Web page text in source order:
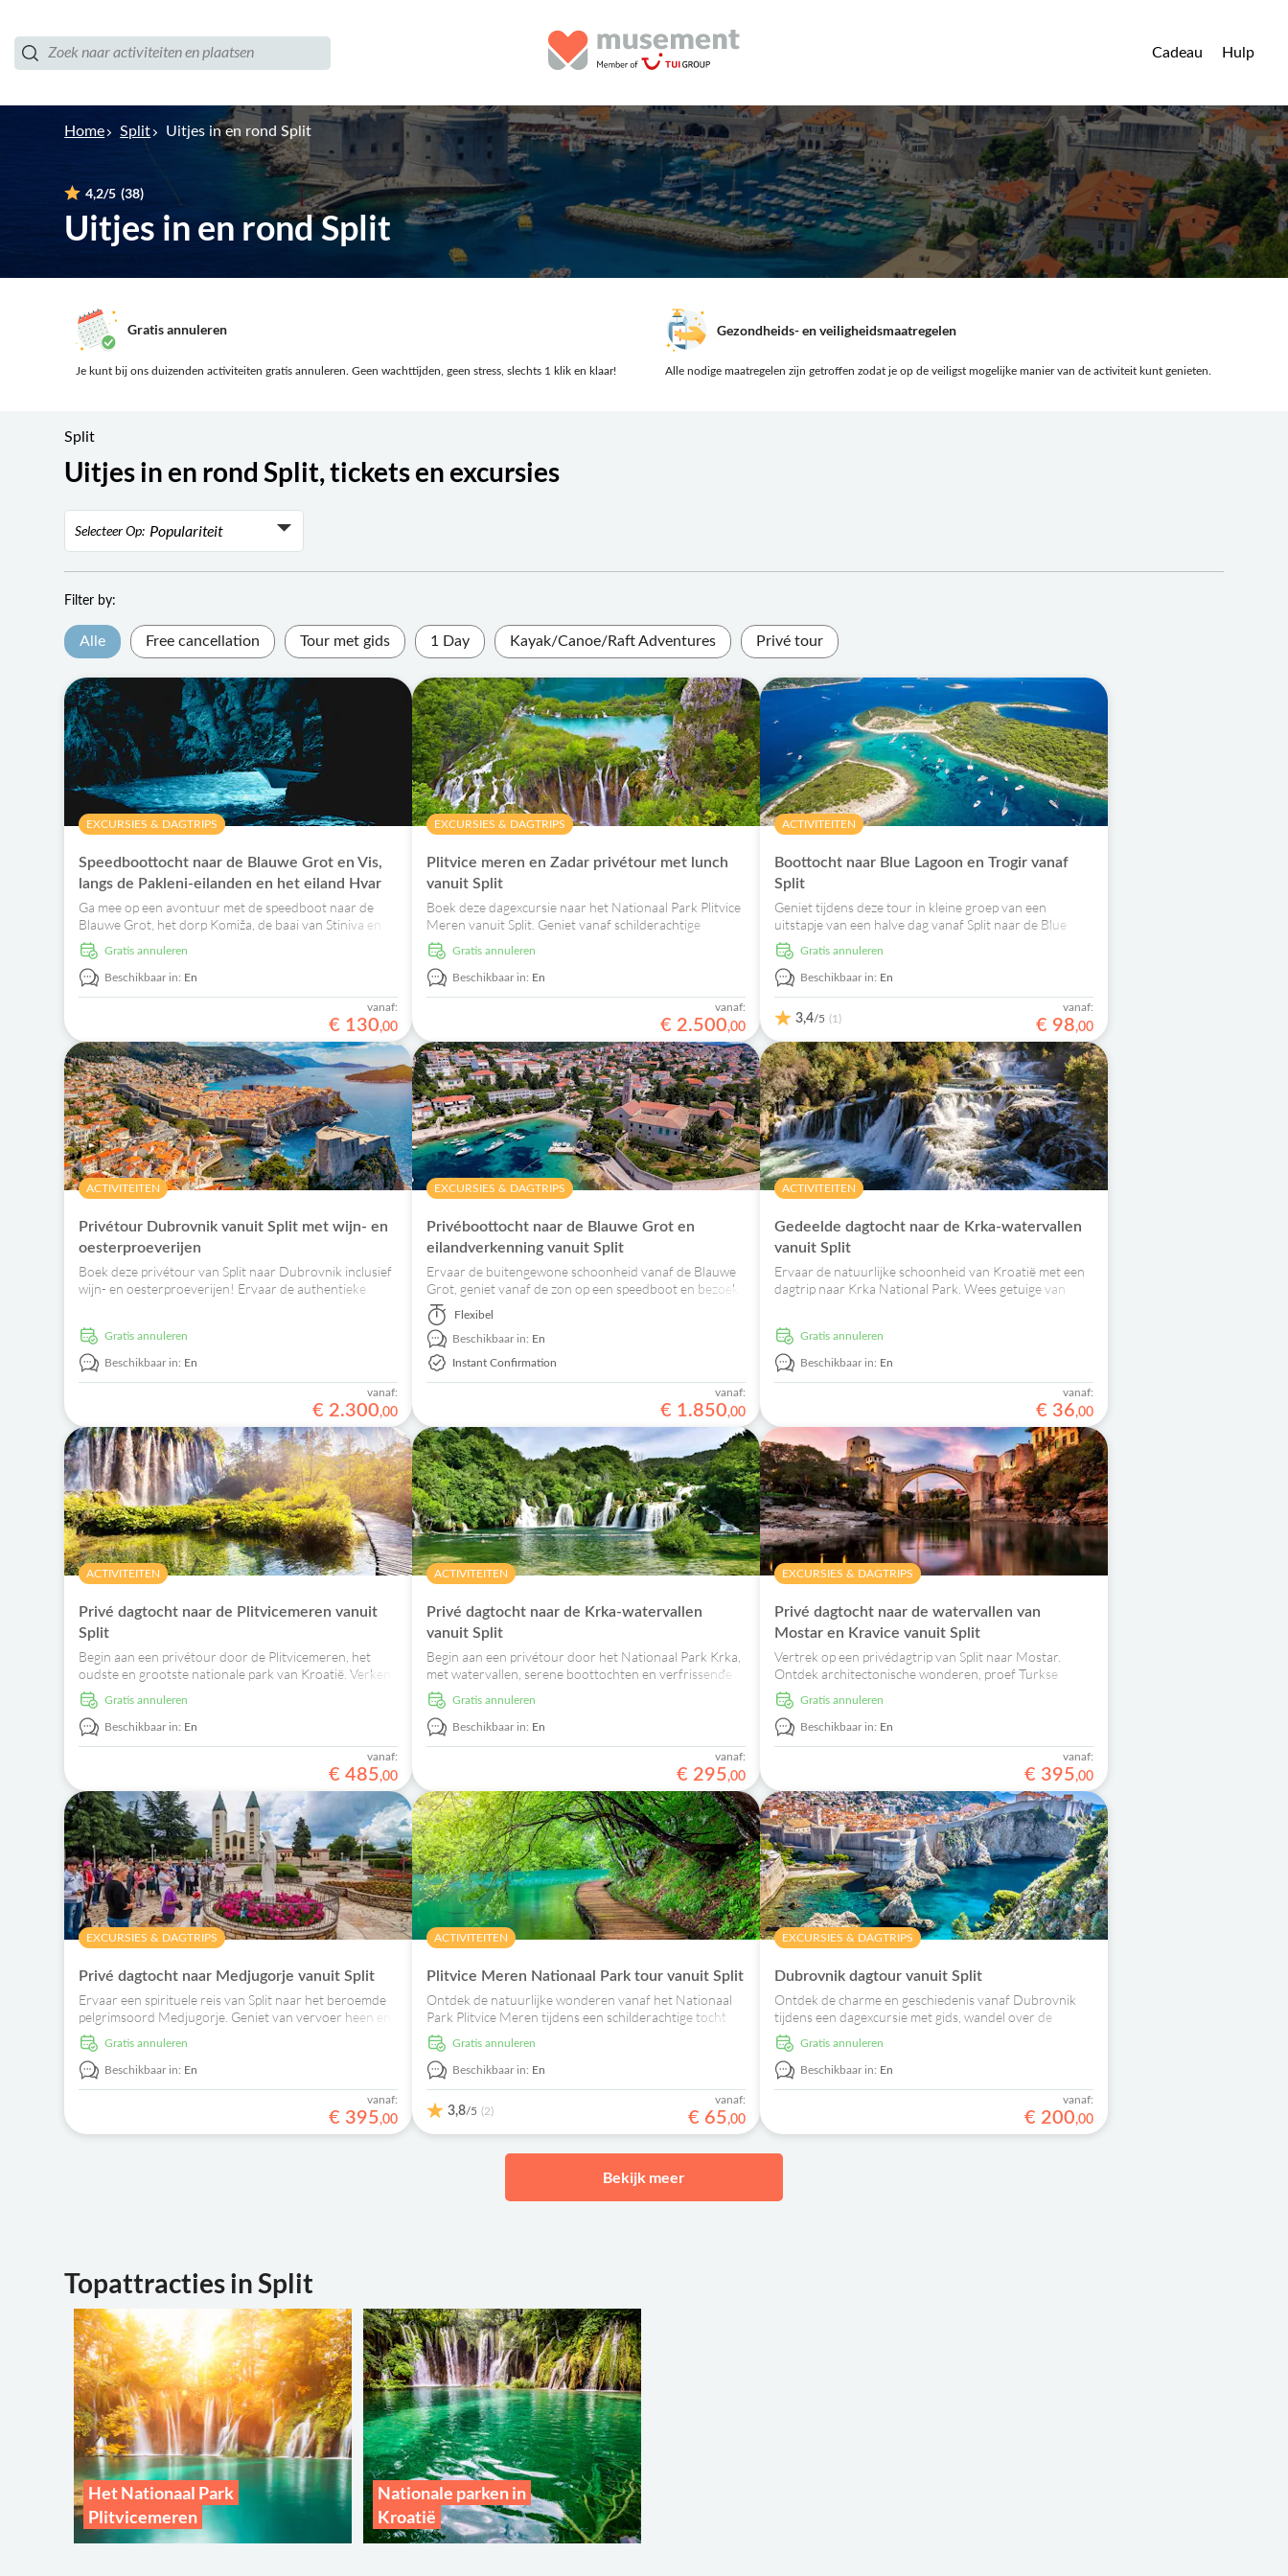
Cadeau Hulp
Home Split Uitjes in en rond Split
4,2/5 (38)
Uitjes in en rond Split
Gratis annuleren
Je kunt bij ons duizenden activiteiten gratis annuleren. Geen wachttijden, geen stress, slechts 1 klik en klaar!
Gezondheids- en veiligheidsmaatregelen
Alle nodige maatregelen zijn getroffen zodat je op de veiligst mogelijke manier van de activiteit kunt genieten.
Split
Uitjes in en rond Split, tickets en excursies
Selecteer Op: Populariteit
Laagste prijs
Hoogste prijs
Filter by:
Alle Free cancellation Tour met gids 1 Day Kayak/Canoe/Raft Adventures Privé tour
EXCURSIES & DAGTRIPS
Speedboottocht naar de Blauwe Grot en Vis,
langs de Pakleni-eilanden en het eiland Hvar
Ga mee op een avontuur met de speedboot naar de
Blauwe Grot, het dorp Komiža, de baai van Stiniva en
nog veel meer. Zwem, snorkel en verken de omgeving
op je eigen tempo.
Gratis annuleren
Beschikbaar in: En
vanaf:
€ 130,00
EXCURSIES & DAGTRIPS
Plitvice meren en Zadar privétour met lunch
vanuit Split
Boek deze dagexcursie naar het Nationaal Park Plitvice
Meren vanuit Split. Geniet vanaf schilderachtige
wandelingen, een rustige boottocht, de hoogtepunten
vanaf Zadar en het Klis Fort.
Gratis annuleren
Beschikbaar in: En
vanaf:
€ 2.500,00
ACTIVITEITEN
Boottocht naar Blue Lagoon en Trogir vanaf
Split
Geniet tijdens deze tour in kleine groep van een
uitstapje van een halve dag vanaf Split naar de Blue
Lagoon, met zwemmen, snorkelen en een bezoek aan
het historische stadje Trogir.
Gratis annuleren
Beschikbaar in: En
3,4/5 (1)
vanaf:
€ 98,00
ACTIVITEITEN
Privétour Dubrovnik vanuit Split met wijn- en
oesterproeverijen
Boek deze privétour van Split naar Dubrovnik inclusief
wijn- en oesterproeverijen! Ervaar de authentieke
Gratis annuleren
Beschikbaar in: En
vanaf:
€ 2.300,00
EXCURSIES & DAGTRIPS
Privéboottocht naar de Blauwe Grot en
eilandverkenning vanuit Split
Ervaar de buitengewone schoonheid vanaf de Blauwe
Grot, geniet vanaf de zon op een speedboot en bezoek
de pittoreske dorpjes Komiža en Hvar.
Flexibel
Beschikbaar in: En
Instant Confirmation
vanaf:
€ 1.850,00
ACTIVITEITEN
Gedeelde dagtocht naar de Krka-watervallen
vanuit Split
Ervaar de natuurlijke schoonheid van Kroatië met een
dagtrip naar Krka National Park. Wees getuige van
Gratis annuleren
Beschikbaar in: En
vanaf:
€ 36,00
ACTIVITEITEN
Privé dagtocht naar de Plitvicemeren vanuit
Split
Begin aan een privétour door de Plitvicemeren, het
oudste en grootste nationale park van Kroatië. Verken
watervallen, eeuwenoude bossen en schilderachtige
wandelpaden.
Gratis annuleren
Beschikbaar in: En
vanaf:
€ 485,00
ACTIVITEITEN
Privé dagtocht naar de Krka-watervallen
vanuit Split
Begin aan een privétour door het Nationaal Park Krka,
met watervallen, serene boottochten en verfrissende
zwempartijen in de ongerepte natuur.
Gratis annuleren
Beschikbaar in: En
vanaf:
€ 295,00
EXCURSIES & DAGTRIPS
Privé dagtocht naar de watervallen van
Mostar en Kravice vanuit Split
Vertrek op een privédagtrip van Split naar Mostar.
Ontdek architectonische wonderen, proef Turkse
koffie en zwem onder de majestueuze Kravice-
watervallen.Gratis annuleren
Beschikbaar in: En
vanaf:
€ 395,00
EXCURSIES & DAGTRIPS
Privé dagtocht naar Medjugorje vanuit Split
Ervaar een spirituele reis van Split naar het beroemde
pelgrimsoord Medjugorje. Geniet van vervoer heen en
terug en de serene sfeer van deze heilige plek.
Gratis annuleren
Beschikbaar in: En
vanaf:
€ 395,00
ACTIVITEITEN
Plitvice Meren Nationaal Park tour vanuit Split
Ontdek de natuurlijke wonderen vanaf het Nationaal
Park Plitvice Meren tijdens een schilderachtige tocht
vanuit Trogir of Split en geniet vanaf een rustige
boottocht op het Kozjakmeer.
Gratis annuleren
Beschikbaar in: En
3,8/5 (2)
vanaf:
€ 65,00
EXCURSIES & DAGTRIPS
Dubrovnik dagtour vanuit Split
Ontdek de charme en geschiedenis vanaf Dubrovnik
tijdens een dagexcursie met gids, wandel over de
Stradun Promenade, bekijk de barokke kathedraal en
het Sponza paleis.
Gratis annuleren
Beschikbaar in: En
vanaf:
€ 200,00
Bekijk meer
Topattracties in Split
Het Nationaal Park
Plitvicemeren
Nationale parken in
Kroatië